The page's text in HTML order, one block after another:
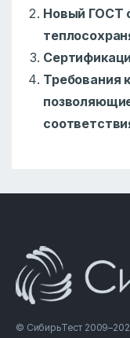
Новый ГОСТ
Требования
© СибирьТест